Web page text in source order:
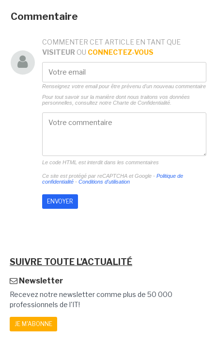
Commentaire
COMMENTER CET ARTICLE EN TANT QUE
VISITEUR OU CONNECTEZ-VOUS
Renseignez votre email pour être prévenu d'un nouveau commentaire
Pour tout savoir sur la manière dont nous traitons vos données
personnelles, consultez notre Charte de Confidentialité.
Le code HTML est interdit dans les commentaires
Ce site est protégé par reCAPTCHA et Google - Politique de
confidentialité- Conditions d'utilisation
SUIVRE TOUTE L'ACTUALITÉ
Newsletter
Recevez notre newsletter comme plus de 50 000
professionnels de l'IT!
JE M'ABONNE